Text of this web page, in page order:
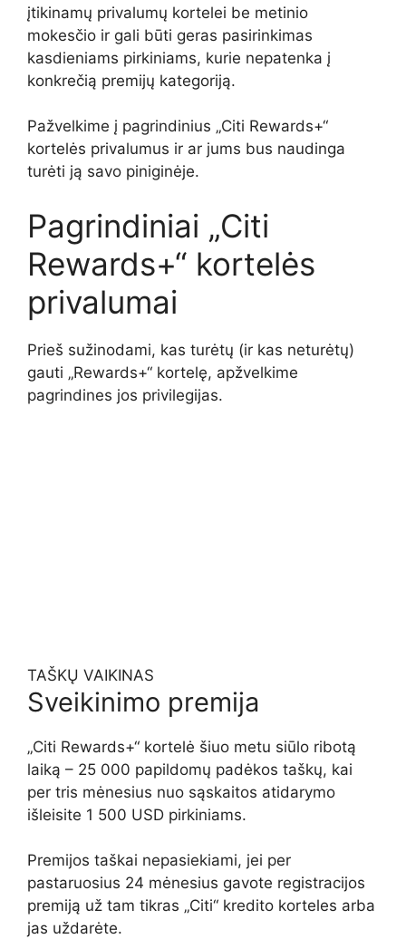
įtikinamų privalumų kortelei be metinio
mokesčio ir gali būti geras pasirinkimas
kasdieniams pirkiniams, kurie nepatenka į
konkrečią premijų kategoriją.
Pažvelkime į pagrindinius „Citi Rewards+“
kortelės privalumus ir ar jums bus naudinga
turėti ją savo piniginėje.
Pagrindiniai „Citi
Rewards+“ kortelės
privalumai
Prieš sužinodami, kas turėtų (ir kas neturėtų)
gauti „Rewards+“ kortelę, apžvelkime
pagrindines jos privilegijas.
TAŠKŲ VAIKINAS
Sveikinimo premija
„Citi Rewards+“ kortelė šiuo metu siūlo ribotą
laiką – 25 000 papildomų padėkos taškų, kai
per tris mėnesius nuo sąskaitos atidarymo
išleisite 1 500 USD pirkiniams.
Premijos taškai nepasiekiami, jei per
pastaruosius 24 mėnesius gavote registracijos
premiją už tam tikras „Citi“ kredito korteles arba
jas uždarėte.